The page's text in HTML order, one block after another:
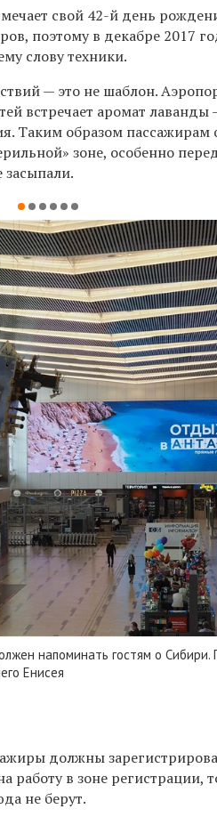
свой 42-й день
поэтому в декабре 2017
слову техники.
— это не шаблон.
встречает аромат лаванды
Таким образом пассажирам
зоне, особенно
засыпали.
напоминать гостям о Сибири.
Енисея
должны
работу в зоне регистрации,
не берут.